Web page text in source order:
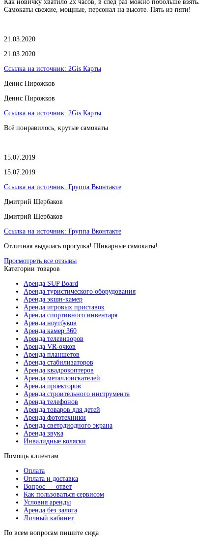
Как новичку хватило 2х часов, в след раз можно побольше взять.
Самокаты свежие, мощные, персонал на высоте. Пять из пяти!
21.03.2020
21.03.2020
Ссылка на источник: 2Gis Карты
​Денис Пирожков
​Денис Пирожков
Ссылка на источник: 2Gis Карты
Всё понравилось, крутые самокаты
15.07.2019
15.07.2019
Ссылка на источник: Группа Вконтакте
Дмитрий Щербаков
Дмитрий Щербаков
Ссылка на источник: Группа Вконтакте
Отличная выдалась прогулка! Шикарные самокаты!
Просмотреть все отзывы
Категории товаров
Аренда SUP Board
Аренда туристического оборудования
Аренда экшн-камер
Аренда игровых приставок
Аренда спортивного инвентаря
Аренда ноутбуков
Аренда камер 360
Аренда телевизоров
Аренда VR-очков
Аренда планшетов
Аренда стабилизаторов
Аренда квадрокоптеров
Аренда металлоискателей
Аренда проекторов
Аренда строительного инструмента
Аренда телефонов
Аренда товаров для детей
Аренда фототехники
Аренда светодиодного экрана
Аренда звука
Инвалидные коляски
Помощь клиентам
Оплата
Оплата и доставка
Вопрос — ответ
Как пользоваться сервисом
Условия аренды
Аренда без залога
Личный кабинет
По всем вопросам пишите сюда